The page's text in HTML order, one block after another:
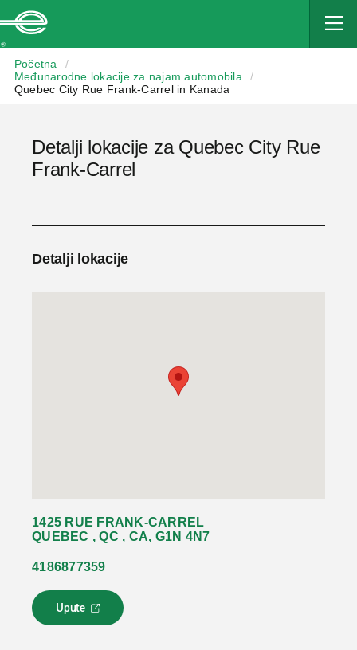
Početna
/
Međunarodne lokacije za najam automobila
/
Quebec City Rue Frank-Carrel in Kanada
Detalji lokacije za Quebec City Rue
Frank-Carrel
Detalji lokacije
1425 RUE FRANK-CARREL
QUEBEC , QC , CA, G1N 4N7
4186877359
Upute
L
i